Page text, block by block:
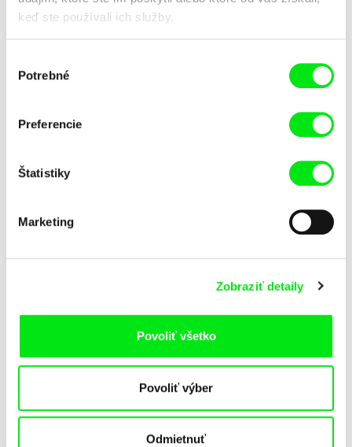
keď ste používali ich služby.
súhlasu
Potrebné
Preferencie
Štatistiky
Marketing
Zobraziť detaily
Povoliť všetko
Povoliť výber
Odmietnuť
Juraj Lehotský
Slepé lásky